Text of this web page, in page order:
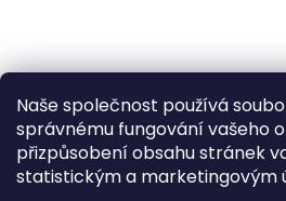
Naše společnost používá
správnému fungování vašeho
přizpůsobení obsahu stránek
statistickým a marketingovým